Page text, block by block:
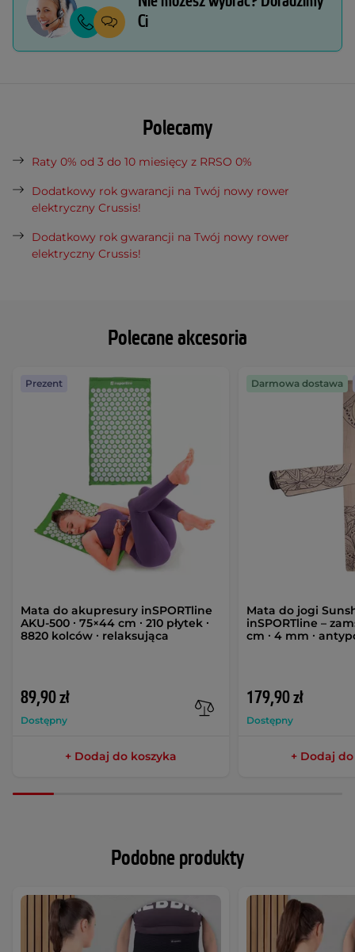
Polecane akcesoria
Mata do akupresury inSPORTline
AKU-500 ∙ 75×44 cm ∙ 210 płytek ∙
8820 kolców ∙ relaksująca
89,90 zł
Dostępny
Prezent
+ Dodaj do koszyka
Mata do jogi
inSPORTline –
cm ∙ 4 mm ∙
179,90 zł
Dostępny
Darmowa dostawa
+ Dodaj
Ci
Polecamy
Raty 0% od 3 do 10 miesięcy z RRSO 0%
Dodatkowy rok gwarancji na Twój nowy rower
elektryczny Crussis!
Dodatkowy rok gwarancji na Twój nowy rower
elektryczny Crussis!
Podobne produkty